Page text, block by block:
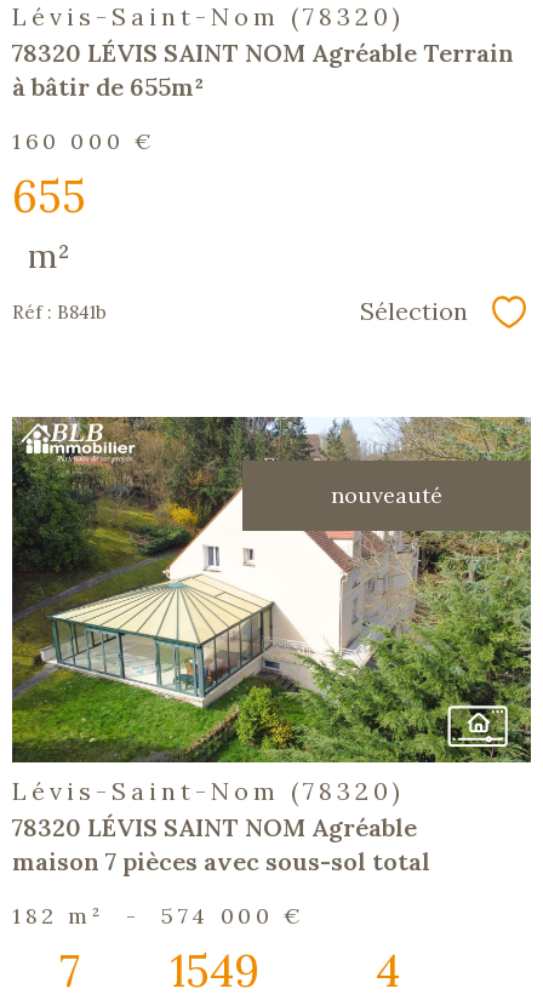
Lévis-Saint-Nom (78320)
78320 LÉVIS SAINT NOM Agréable Terrain
à bâtir de 655m²
160 000 €
655
m²
Réf : B841b Sélection
nouveauté
voir le
bien
Lévis-Saint-Nom (78320)
78320 LÉVIS SAINT NOM Agréable
maison 7 pièces avec sous-sol total
182 m² - 574 000 €
7 1549 4